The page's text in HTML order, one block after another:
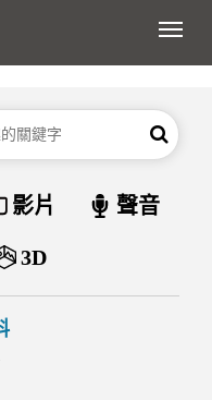
展
搜尋
類型
影片 聲音
3D